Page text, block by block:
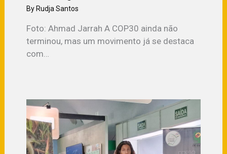
By Rudja Santos
Foto: Ahmad Jarrah A COP30 ainda não
terminou, mas um movimento já se destaca
com…